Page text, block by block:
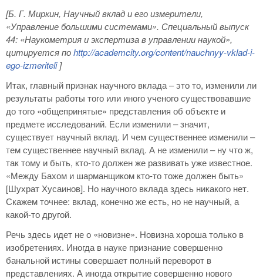
[Б. Г. Миркин, Научный вклад и его измерители,
«Управление большими системами». Специальный выпуск
44: «Наукометрия и экспертиза в управлении наукой»,
цитируется поhttp://academcity.org/content/nauchnyy-vklad-i-
ego-izmeriteli]
Итак, главный признак научного вклада – это то, изменили ли
результаты работы того или иного ученого существовавшие
до того «общепринятые» представления об объекте и
предмете исследований. Если изменили – значит,
существует научный вклад. И чем существеннее изменили –
тем существеннее научный вклад. А не изменили – ну что ж,
так тому и быть, кто-то должен же развивать уже известное.
«Между Бахом и шарманщиком кто-то тоже должен быть»
[Шухрат Хусаинов]. Но научного вклада здесь никакого нет.
Скажем точнее: вклад, конечно же есть, но не научный, а
какой-то другой.
Речь здесь идет не о «новизне». Новизна хороша только в
изобретениях. Иногда в науке признание совершенно
банальной истины совершает полный переворот в
представлениях. А иногда открытие совершенно нового